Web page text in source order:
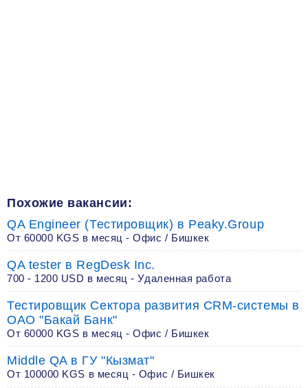
Похожие вакансии:
QA Engineer (Тестировщик) в Peaky.Group
От 60000 KGS в месяц - Офис / Бишкек
QA tester в RegDesk Inc.
700 - 1200 USD в месяц - Удаленная работа
Тестировщик Сектора развития CRM-системы в
ОАО "Бакай Банк"
От 60000 KGS в месяц - Офис / Бишкек
Middle QA в ГУ "Кызмат"
От 100000 KGS в месяц - Офис / Бишкек